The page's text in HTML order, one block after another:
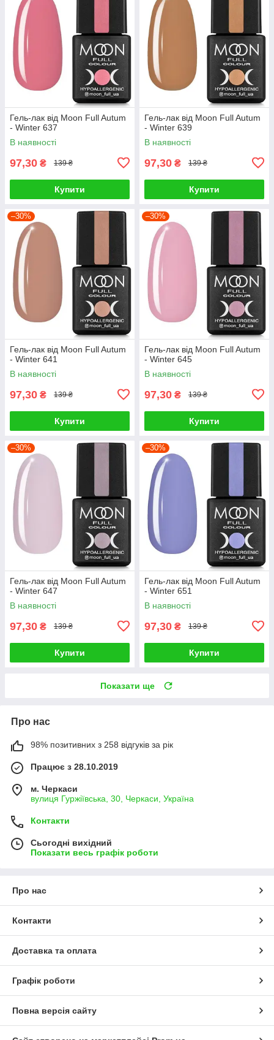
Гель-лак від Moon Full Autum
- Winter 637
В наявності
97,30 ₴ 139 ₴
Купити
Гель-лак від Moon Full Autum
- Winter 639
В наявності
97,30 ₴ 139 ₴
Купити
–30%
Гель-лак від Moon Full Autum
- Winter 641
В наявності
97,30 ₴ 139 ₴
Купити
–30%
Гель-лак від Moon Full Autum
- Winter 645
В наявності
97,30 ₴ 139 ₴
Купити
–30%
Гель-лак від Moon Full Autum
- Winter 647
В наявності
97,30 ₴ 139 ₴
Купити
–30%
Гель-лак від Moon Full Autum
- Winter 651
В наявності
97,30 ₴ 139 ₴
Купити
Показати ще
Про нас
98% позитивних з 258 відгуків за рік
Працює з 28.10.2019
м. Черкаси
вулиця Гуржіївська, 30, Черкаси, Україна
Контакти
Сьогодні вихідний
Показати весь графік роботи
Про нас
Контакти
Доставка та оплата
Графік роботи
Повна версія сайту